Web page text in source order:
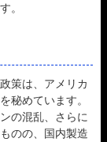
。
策は、アメリカ
秘めています。
の混乱、さらに
のの、国内製造